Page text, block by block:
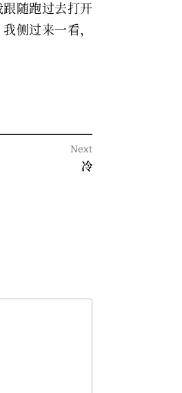
随跑过去打开
侧过来一看，
Next
Next
冷